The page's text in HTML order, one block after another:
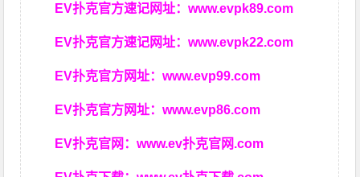
EV扑克官方速记网址：www.evpk89.com
EV扑克官方速记网址：www.evpk22.com
EV扑克官方网址：www.evp99.com
EV扑克官方网址：www.evp86.com
EV扑克官网：www.ev扑克官网.com